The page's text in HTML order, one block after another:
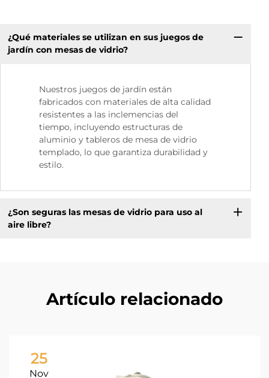
¿Qué materiales se utilizan en sus juegos de
jardín con mesas de vidrio?
Nuestros juegos de jardín están
fabricados con materiales de alta calidad
resistentes a las inclemencias del
tiempo, incluyendo estructuras de
aluminio y tableros de mesa de vidrio
templado, lo que garantiza durabilidad y
estilo.
¿Son seguras las mesas de vidrio para uso al
aire libre?
Artículo relacionado
25
Nov